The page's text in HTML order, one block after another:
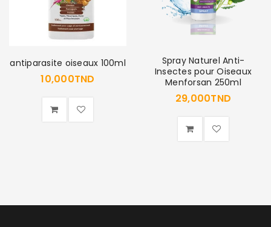
CONNECTER
antiparasite oiseaux 100ml
10,000TND
Spray Naturel Anti-
Insectes pour Oiseaux
Menforsan 250ml
29,000TND